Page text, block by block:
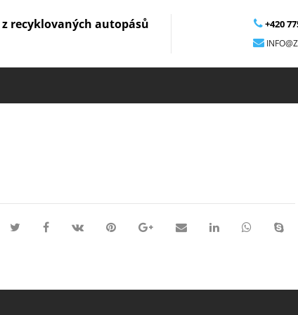
z recyklovaných autopásů +420